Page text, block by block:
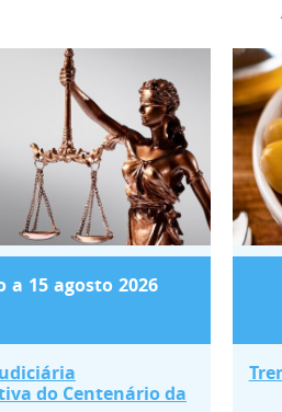
Judiciária
a 15 agosto 2026
do Centenário da